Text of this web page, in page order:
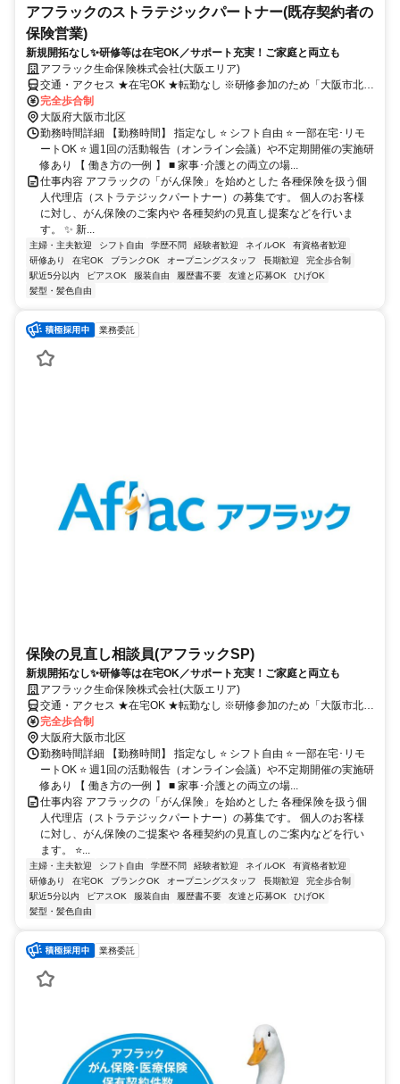
アフラックのストラテジックパートナー(既存契約者の
保険営業)
新規開拓なし✨研修等は在宅OK／サポート充実！ご家庭と両立も
アフラック生命保険株式会社(大阪エリア)
交通・アクセス ★在宅OK ★転勤なし ※研修参加のため「大阪市北
区」への出社あり
完全歩合制
大阪府大阪市北区
勤務時間詳細 【勤務時間】 指定なし ⭐ シフト自由 ⭐ 一部在宅･リモ
ートOK ⭐ 週1回の活動報告（オンライン会議）や不定期開催の実施研
修あり 【 働き方の一例 】 ■ 家事･介護との両立の場...
仕事内容 アフラックの「がん保険」を始めとした 各種保険を扱う個
人代理店（ストラテジックパートナー）の募集です。 個人のお客様
に対し、がん保険のご案内や 各種契約の見直し提案などを行いま
す。 ✨ 新...
主婦・主夫歓迎 シフト自由 学歴不問 経験者歓迎 ネイルOK
有資格者歓迎
研修あり
在宅OK ブランクOK オープニングスタッフ 長期歓迎
完全歩合制
駅近5分以内
ピアスOK 服装自由 履歴書不要 友達と応募OK
ひげOK
髪型・髪色自由
業務委託
保険の見直し相談員(アフラックSP)
新規開拓なし✨研修等は在宅OK／サポート充実！ご家庭と両立も
アフラック生命保険株式会社(大阪エリア)
交通・アクセス ★在宅OK ★転勤なし ※研修参加のため「大阪市北
区」への出社あり
完全歩合制
大阪府大阪市北区
勤務時間詳細 【勤務時間】 指定なし ⭐ シフト自由 ⭐ 一部在宅･リモ
ートOK ⭐ 週1回の活動報告（オンライン会議）や不定期開催の実施研
修あり 【 働き方の一例 】 ■ 家事･介護との両立の場...
仕事内容 アフラックの「がん保険」を始めとした 各種保険を扱う個
人代理店（ストラテジックパートナー）の募集です。 個人のお客様
に対し、がん保険のご提案や 各種契約の見直しのご案内などを行い
ます。 ⭐...
主婦・主夫歓迎 シフト自由 学歴不問 経験者歓迎 ネイルOK
有資格者歓迎
研修あり
在宅OK ブランクOK オープニングスタッフ 長期歓迎
完全歩合制
駅近5分以内
ピアスOK 服装自由 履歴書不要 友達と応募OK
ひげOK
髪型・髪色自由
業務委託